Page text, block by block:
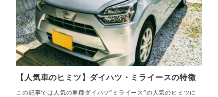
【人気車のヒミツ】ダイハツ・ミライースの特徴
この記事では人気の車種ダイハツ”ミライース”の人気のヒミツに